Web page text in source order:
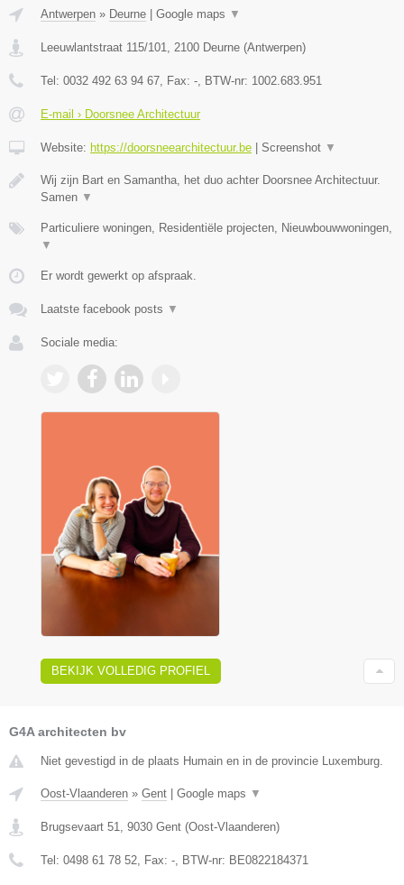
Antwerpen » Deurne Google maps ▼
Leeuwlantstraat 115/101, 2100 Deurne (Antwerpen)
Tel: 0032 492 63 94 67, Fax: -, BTW-nr: 1002.683.951
E-mail › Doorsnee Architectuur
Website: https://doorsneearchitectuur.be Screenshot ▼
Wij zijn Bart en Samantha, het duo achter Doorsnee Architectuur.
Samen ▼
Particuliere woningen, Residentiële projecten, Nieuwbouwwoningen,
▼
Er wordt gewerkt op afspraak.
Laatste facebook posts ▼
Sociale media:
BEKIJK VOLLEDIG PROFIEL
G4A architecten bv
Niet gevestigd in de plaats Humain en in de provincie Luxemburg.
Oost-Vlaanderen » Gent | Google maps ▼
Brugsevaart 51 9030 Gent (Oost-Vlaanderen)
Tel: 0498 61 78 52 , Fax: - , BTW-nr: BE0822184371